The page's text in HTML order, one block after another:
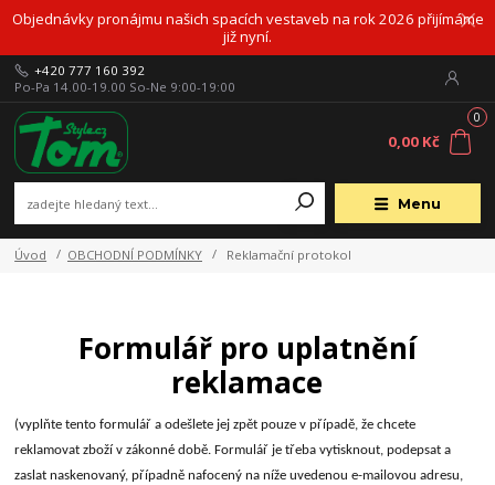
Objednávky pronájmu našich spacích vestaveb na rok 2026 přijímáme
již nyní.
Menu
+420 777 160 392
Po-Pa 14.00-19.00 So-Ne 9:00-19:00
0
0,00 Kč
Úvod OBCHODNÍ PODMÍNKY Reklamační protokol
Formulář pro uplatnění
reklamace
(vyplňte tento formulář a odešlete jej zpět pouze v případě, že chcete
reklamovat zboží v zákonné době. Formulář je třeba vytisknout, podepsat a
zaslat naskenovaný, případně nafocený na níže uvedenou e-mailovou adresu,